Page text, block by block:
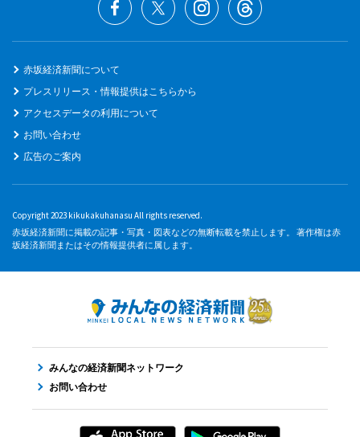
赤坂経済新聞について
プレスリリース・情報提供はこちらから
アクセスデータの利用について
お問い合わせ
広告のご案内
Copyright 2023 kikukakuhanasu All rights reserved.
赤坂経済新聞に掲載の記事・写真・図表などの無断転載を禁止します。 著作権は赤
坂経済新聞またはその情報提供者に属します。
みんなの経済新聞ネットワーク
お問い合わせ